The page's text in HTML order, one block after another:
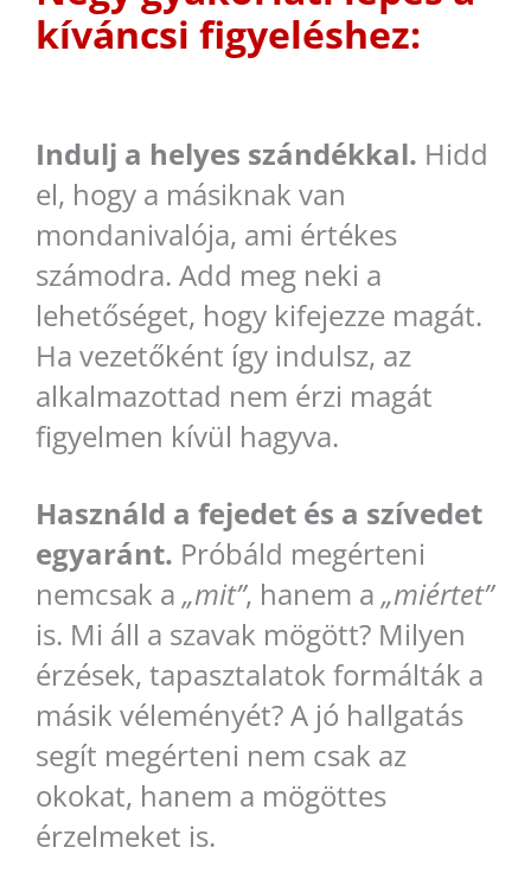
kíváncsi figyeléshez:
Indulj a helyes szándékkal. Hidd
el, hogy a másiknak van
mondanivalója, ami értékes
számodra. Add meg neki a
lehetőséget, hogy kifejezze magát.
Ha vezetőként így indulsz, az
alkalmazottad nem érzi magát
figyelmen kívül hagyva.
Használd a fejedet és a szívedet
egyaránt. Próbáld megérteni
nemcsak a „mit”, hanem a „miértet”
is. Mi áll a szavak mögött? Milyen
érzések, tapasztalatok formálták a
másik véleményét? A jó hallgatás
segít megérteni nem csak az
okokat, hanem a mögöttes
érzelmeket is.